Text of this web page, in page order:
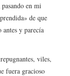
en mi
de que
y parecía
viles,
fuera gracioso